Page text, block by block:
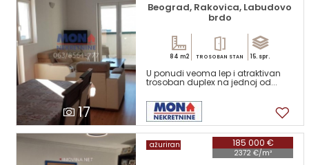
17
Beograd, Rakovica, Labudovo
brdo
84 m2 TROSOBAN STAN 15. spr.
U ponudi veoma lep i atraktivan
trosoban duplex na jednoj od...
185 000 €
2372 €/m²
ažuriran